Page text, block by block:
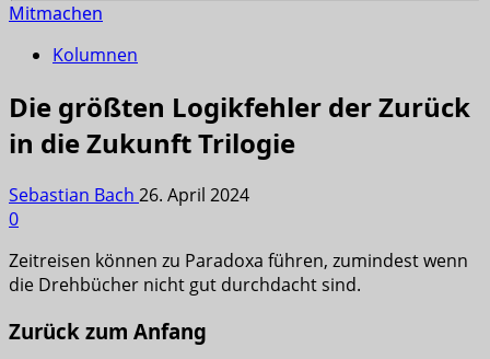
Mitmachen
Kolumnen
Die größten Logikfehler der Zurück
in die Zukunft Trilogie
Sebastian Bach 26. April 2024
0
Zeitreisen können zu Paradoxa führen, zumindest wenn
die Drehbücher nicht gut durchdacht sind.
Zurück zum Anfang